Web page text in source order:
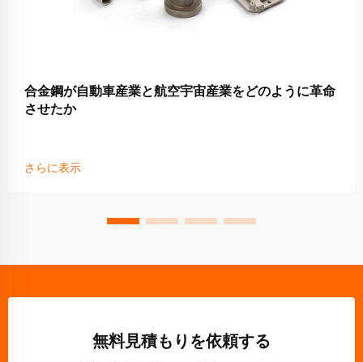
合金鋼が自動車産業と航空宇宙産業をどのように革命
させたか
さらに表示
無料見積もりを依頼する